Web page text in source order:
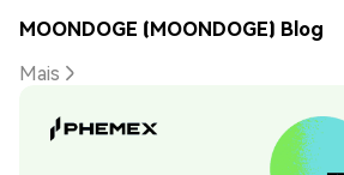
MOONDOGE (MOONDOGE) Blog
Mais